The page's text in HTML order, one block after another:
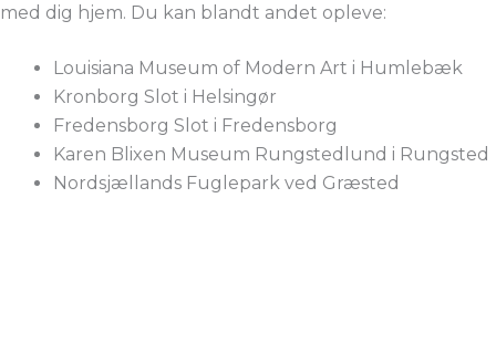
med dig hjem. Du kan blandt andet opleve:
Louisiana Museum of Modern Art i Humlebæk
Kronborg Slot i Helsingør
Fredensborg Slot i Fredensborg
Karen Blixen Museum Rungstedlund i Rungsted
Nordsjællands Fuglepark ved Græsted